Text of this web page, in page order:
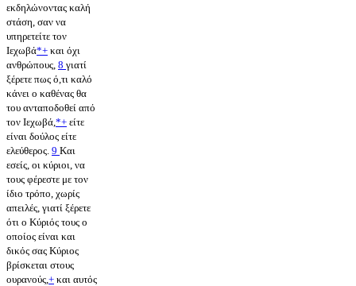
εκδηλώνοντας καλή
στάση, σαν να
υπηρετείτε τον
Ιεχωβά*+ και όχι
ανθρώπους, 8 γιατί
ξέρετε πως ό,τι καλό
κάνει ο καθένας θα
του ανταποδοθεί από
τον Ιεχωβά, *+ είτε
είναι δούλος είτε
ελεύθερος. 9 Και
εσείς, οι κύριοι, να
τους φέρεστε με τον
ίδιο τρόπο, χωρίς
απειλές, γιατί ξέρετε
ότι ο Κύριός τους ο
οποίος είναι και
δικός σας Κύριος
βρίσκεται στους
ουρανούς, + και αυτός